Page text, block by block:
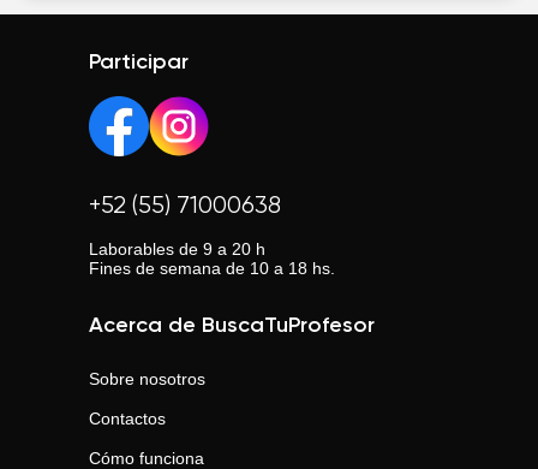
Participar
+52 (55) 71000638
Laborables de 9 a 20 h
Fines de semana de 10 a 18 hs.
Acerca de BuscaTuProfesor
Sobre nosotros
Contactos
Cómo funciona